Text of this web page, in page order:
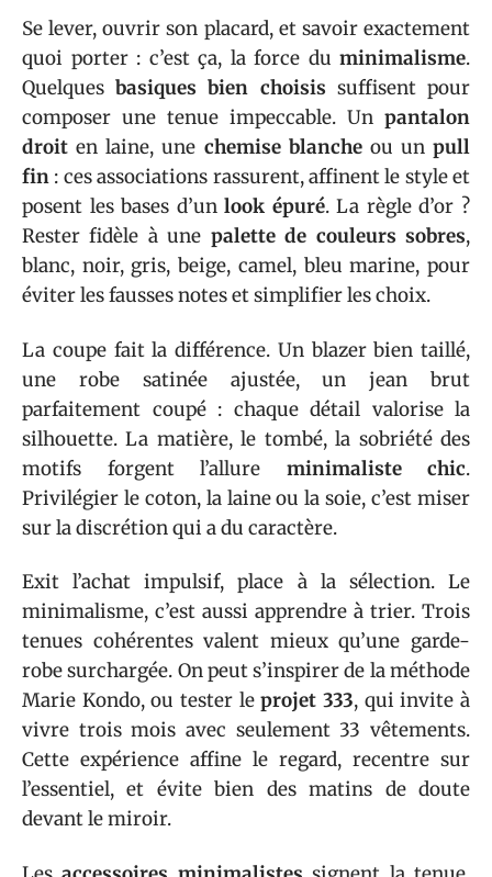
Se lever, ouvrir son placard, et savoir exactement
quoi porter : c’est ça, la force du minimalisme.
Quelquesbasiques bien choisis suffisent pour
composer une tenue impeccable. Un pantalon
droit en laine, une chemise blancheou un pull
fin : ces associations rassurent, affinent le style et
posent les bases d’unlook épuré. La règle d’or ?
Rester fidèle à une palette de couleurs sobres,
blanc, noir, gris, beige, camel, bleu marine, pour
éviter les fausses notes et simplifier les choix.
La coupe fait la différence. Un blazer bien taillé,
une robe satinée ajustée, un jean brut
parfaitement coupé : chaque détail valorise la
silhouette. La matière, le tombé, la sobriété des
motifs forgent l’allure minimaliste chic.
Privilégier le coton, la laine ou la soie, c’est miser
sur la discrétion qui a du caractère.
Exit l’achat impulsif, place à la sélection. Le
minimalisme, c’est aussi apprendre à trier. Trois
tenues cohérentes valent mieux qu’une garde-
robe surchargée. On peut s’inspirer de la méthode
Marie Kondo, ou tester leprojet 333, qui invite à
vivre trois mois avec seulement 33 vêtements.
Cette expérience affine le regard, recentre sur
l’essentiel, et évite bien des matins de doute
devant le miroir.